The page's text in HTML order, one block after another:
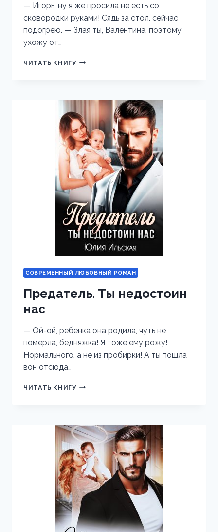
— Игорь, ну я же просила не есть со
сковородки руками! Сядь за стол, сейчас
подогрею. — Злая ты, Валентина, поэтому
ухожу от…
ЧИТАТЬ КНИГУДЕД
СОВРЕМЕННЫЙ ЛЮБОВНЫЙ РОМАН
Предатель. Ты недостоин
нас
— Ой-ой, ребенка она родила, чуть не
померла, бедняжка! Я тоже ему рожу!
Нормального, а не из пробирки! А ты пошла
вон отсюда…
ЧИТАТЬ КНИГУПРЕДАТЕЛЬ.